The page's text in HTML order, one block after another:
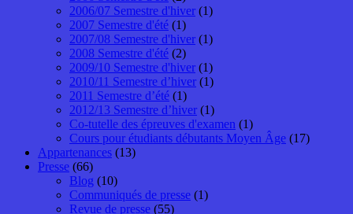
2006/07 Semestre d'hiver (1)
2007 Semestre d'été (1)
2007/08 Semestre d'hiver (1)
2008 Semestre d'été (2)
2009/10 Semestre d'hiver (1)
2010/11 Semestre d’hiver (1)
2011 Semestre d’été (1)
2012/13 Semestre d’hiver (1)
Co-tutelle des épreuves d'examen (1)
Cours pour étudiants débutants Moyen Âge (17)
Appartenances (13)
Presse (66)
Blog (10)
Communiqués de presse (1)
Revue de presse (55)